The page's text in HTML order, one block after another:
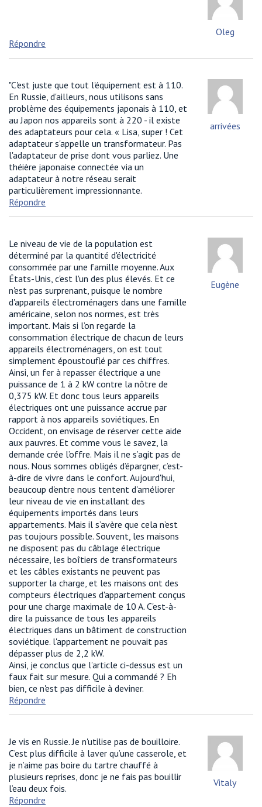
Oleg
Répondre
"C'est juste que tout l'équipement est à 110.
En Russie, d'ailleurs, nous utilisons sans
problème des équipements japonais à 110, et
au Japon nos appareils sont à 220 - il existe
des adaptateurs pour cela. « Lisa, super ! Cet
adaptateur s'appelle un transformateur. Pas
l'adaptateur de prise dont vous parliez. Une
théière japonaise connectée via un
adaptateur à notre réseau serait
particulièrement impressionnante.
arrivées
Répondre
Le niveau de vie de la population est
déterminé par la quantité d'électricité
consommée par une famille moyenne. Aux
États-Unis, c'est l'un des plus élevés. Et ce
n'est pas surprenant, puisque le nombre
d'appareils électroménagers dans une famille
américaine, selon nos normes, est très
important. Mais si l’on regarde la
consommation électrique de chacun de leurs
appareils électroménagers, on est tout
simplement époustouflé par ces chiffres.
Ainsi, un fer à repasser électrique a une
puissance de 1 à 2 kW contre la nôtre de
0,375 kW. Et donc tous leurs appareils
électriques ont une puissance accrue par
rapport à nos appareils soviétiques. En
Occident, on envisage de réserver cette aide
aux pauvres. Et comme vous le savez, la
demande crée l’offre. Mais il ne s’agit pas de
nous. Nous sommes obligés d’épargner, c’est-
à-dire de vivre dans le confort. Aujourd'hui,
beaucoup d'entre nous tentent d'améliorer
leur niveau de vie en installant des
équipements importés dans leurs
appartements. Mais il s’avère que cela n’est
pas toujours possible. Souvent, les maisons
ne disposent pas du câblage électrique
nécessaire, les boîtiers de transformateurs
et les câbles existants ne peuvent pas
supporter la charge, et les maisons ont des
compteurs électriques d'appartement conçus
pour une charge maximale de 10 A. C'est-à-
dire la puissance de tous les appareils
électriques dans un bâtiment de construction
soviétique. l'appartement ne pouvait pas
dépasser plus de 2,2 kW.
Ainsi, je conclus que l’article ci-dessus est un
faux fait sur mesure. Qui a commandé ? Eh
bien, ce n'est pas difficile à deviner.
Eugène
Répondre
Je vis en Russie. Je n'utilise pas de bouilloire.
C’est plus difficile à laver qu’une casserole, et
je n’aime pas boire du tartre chauffé à
plusieurs reprises, donc je ne fais pas bouillir
l’eau deux fois.
Vitaly
Répondre